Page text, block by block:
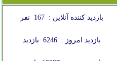
بازدید کننده آنلاین : 167 نفر
بازدید امروز : 6246 بازدید